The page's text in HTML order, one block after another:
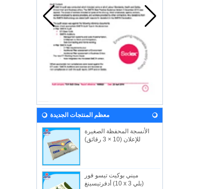
معظم المنتجات الجديدة
الأنسجة المحفظة الصغيرة
للإعلان (10 × 3 رقائق)
ميني بوكيت تيسو فور
أدفرتيسينغ (10 x 3 بلي)